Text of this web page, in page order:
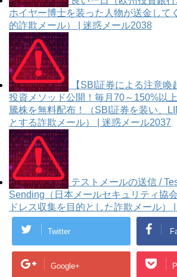
ホイヤー博士を装った人物が送金して
的詐欺メール） | 迷惑メール2038
【SBI証券による注意喚
投資メソッド公開！毎月70～150%以
騰株を無料配布！（SBI証券を装い、
とする詐欺メール） | 迷惑メール2037
テストメールの送信 /
Sending（日本メールセキュリティ協
ドレス収集を目的とした詐欺メール）
Twitter
Google+